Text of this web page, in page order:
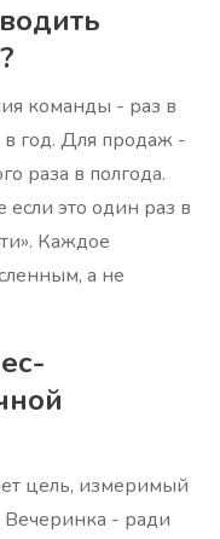
команды - раз в
в год. Для продаж -
раза в полгода.
это один раз в
Каждое
а не
цель, измеримый
Вечеринка - ради